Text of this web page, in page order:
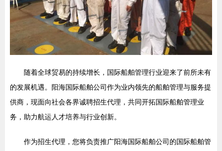
随着全球贸易的持续增长，国际船舶管理行业迎来了前所未有
的发展机遇。阳海国际船舶公司作为业内领先的船舶管理与服务提
供商，现面向社会各界诚聘招生代理，共同开拓国际船舶管理业
务，助力航运人才培养与行业创新。
作为招生代理，您将负责推广阳海国际船舶公司的国际船舶管